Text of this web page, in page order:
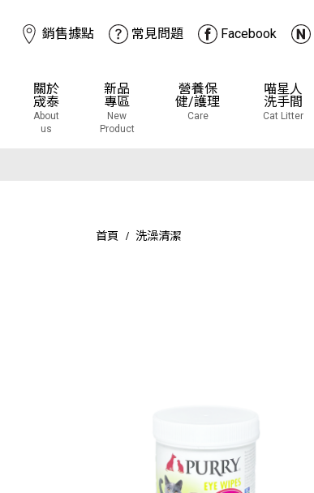
銷售據點 常見問題 Facebook
關於
宬泰
About
us
新品
專區
New
Product
營養保
健/護理
Care
喵星人
洗手間
Cat Litter
首頁 洗澡清潔